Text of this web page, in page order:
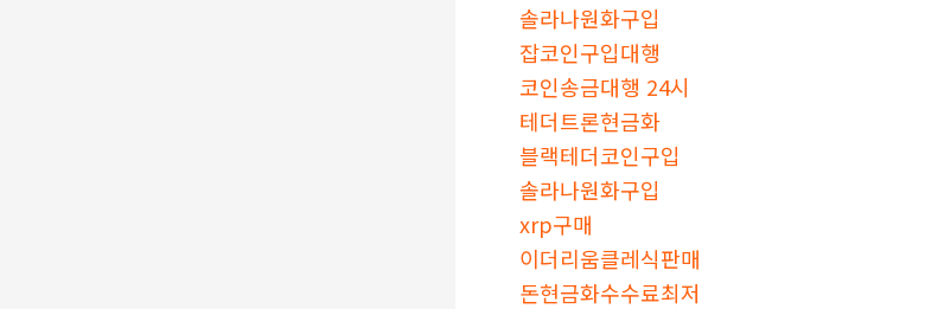
솔라나원화구입
잡코인구입대행
코인송금대행 24시
테더트론현금화
블랙테더코인구입
솔라나원화구입
xrp구매
이더리움클레식판매
돈현금화수수료최저